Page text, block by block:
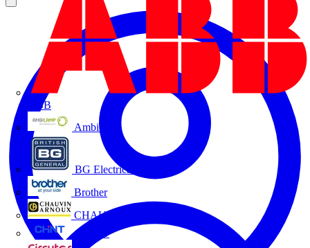
ABB
Ambilamp
BG Electrical
Brother
CHAUVIN ARNOUX
CHINT